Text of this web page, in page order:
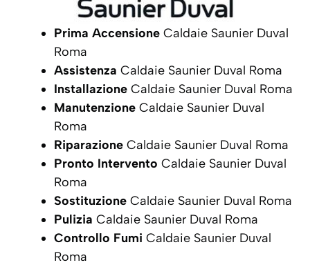
Prima Accensione Caldaie Saunier Duval
Roma
Assistenza Caldaie Saunier Duval Roma
Installazione Caldaie Saunier Duval Roma
Manutenzione Caldaie Saunier Duval
Roma
Riparazione Caldaie Saunier Duval Roma
Pronto Intervento Caldaie Saunier Duval
Roma
Sostituzione Caldaie Saunier Duval Roma
Pulizia Caldaie Saunier Duval Roma
Controllo Fumi Caldaie Saunier Duval
Roma